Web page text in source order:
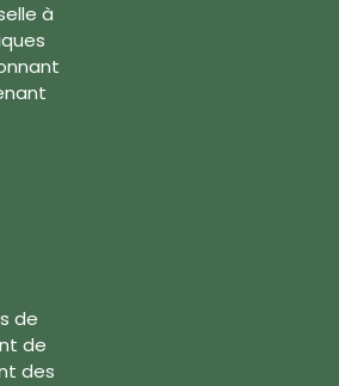
à
de
de
des